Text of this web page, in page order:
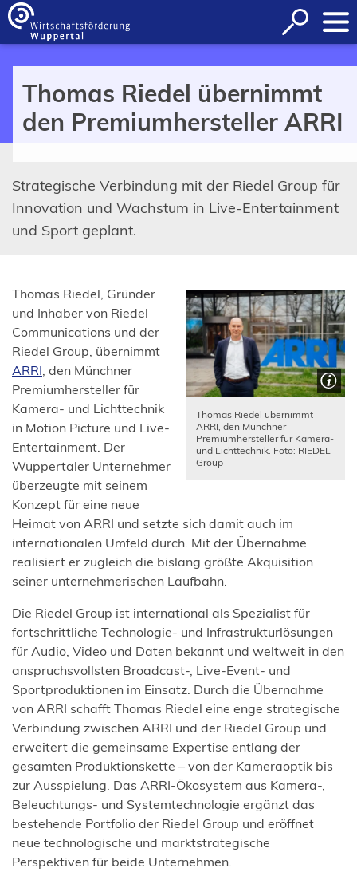
Inhalt anspringen
Suche
öffnen
Thomas Riedel übernimmt
den Premiumhersteller ARRI
Strategische Verbindung mit der Riedel Group für
Innovation und Wachstum in Live-Entertainment
und Sport geplant.
Thomas Riedel übernimmt
ARRI, den Münchner
Premiumhersteller für Kamera-
und Lichttechnik. Foto: RIEDEL
Group
Thomas Riedel, Gründer
und Inhaber von Riedel
Communications und der
Riedel Group, übernimmt
ARRI
(Öffnet
einem
neuen
Tab)
, den Münchner
Premiumhersteller für
Kamera- und Lichttechnik
in Motion Picture und Live-
Entertainment. Der
Wuppertaler Unternehmer
überzeugte mit seinem
Konzept für eine neue
Heimat von ARRI und setzte sich damit auch im
internationalen Umfeld durch. Mit der Übernahme
realisiert er zugleich die bislang größte Akquisition
seiner unternehmerischen Laufbahn.
Die Riedel Group ist international als Spezialist für
fortschrittliche Technologie- und Infrastrukturlösungen
für Audio, Video und Daten bekannt und weltweit in den
anspruchsvollsten Broadcast-, Live-Event- und
Sportproduktionen im Einsatz. Durch die Übernahme
von ARRI schafft Thomas Riedel eine enge strategische
Verbindung zwischen ARRI und der Riedel Group und
erweitert die gemeinsame Expertise entlang der
gesamten Produktionskette – von der Kameraoptik bis
zur Ausspielung. Das ARRI-Ökosystem aus Kamera-,
Beleuchtungs- und Systemtechnologie ergänzt das
bestehende Portfolio der Riedel Group und eröffnet
neue technologische und marktstrategische
Perspektiven für beide Unternehmen.